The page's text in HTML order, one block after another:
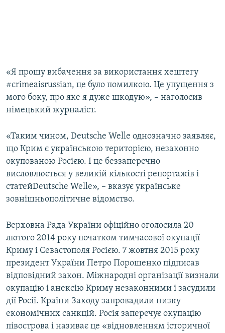
«Я прошу вибачення за використання хештегу
‪#‎crimeaisrussian‬, це було помилкою. Це упущення з
мого боку, про яке я дуже шкодую», – наголосив
німецький журналіст.
«Таким чином, Deutsche Welle однозначно заявляє,
що Крим є українською територією, незаконно
окупованою Росією. І це беззаперечно
висловлюється у великій кількості репортажів і
статейDeutsche Welle», – вказує українське
зовнішньополітичне відомство.
Верховна Рада України офіційно оголосила 20
лютого 2014 року початком тимчасової окупації
Криму і Севастополя Росією. 7 жовтня 2015 року
президент України Петро Порошенко підписав
відповідний закон. Міжнародні організації визнали
окупацію і анексію Криму незаконними і засудили
дії Росії. Країни Заходу запровадили низку
економічних санкцій. Росія заперечує окупацію
півострова і називає це «відновленням історичної